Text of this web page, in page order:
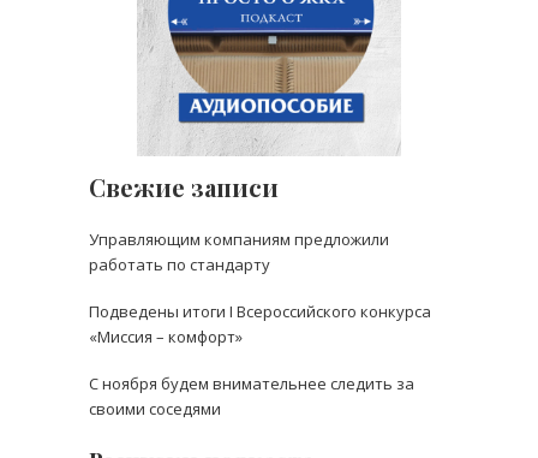
Свежие записи
Управляющим компаниям предложили
работать по стандарту
Подведены итоги I Всероссийского конкурса
«Миссия – комфорт»
С ноября будем внимательнее следить за
своими соседями